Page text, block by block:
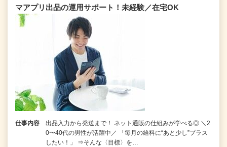
マアプリ出品の運用サポート！未経験／在宅OK
仕事内容
出品入力から発送まで！ ネット通販の仕組みが学べる◎ ＼2
0〜40代の男性が活躍中／ 「毎月の給料に“あと少し”プラス
したい！」 ⇒そんな〈目標〉を…